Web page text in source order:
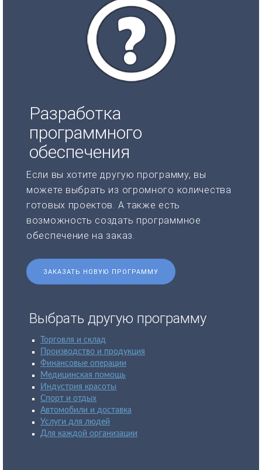
Разработка
программного
обеспечения
Если вы хотите другую программу, вы
можете выбрать из огромного количества
готовых проектов. А также есть
возможность создать программное
обеспечение на заказ.
ЗАКАЗАТЬ НОВУЮ ПРОГРАММУ
Выбрать другую программу
Торговля и склад
Производство и продукция
Финансовые операции
Медицинская помощь
Индустрия красоты
Спорт и отдых
Автомобили и доставка
Услуги для людей
Для каждой организации